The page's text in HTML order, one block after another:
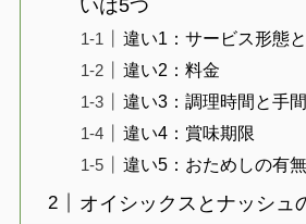
いは5つ
違い1：サービス形態
違い2：料金
違い3：調理時間と手間
違い4：賞味期限
違い5：おためしの有無
オイシックスとナッシュ